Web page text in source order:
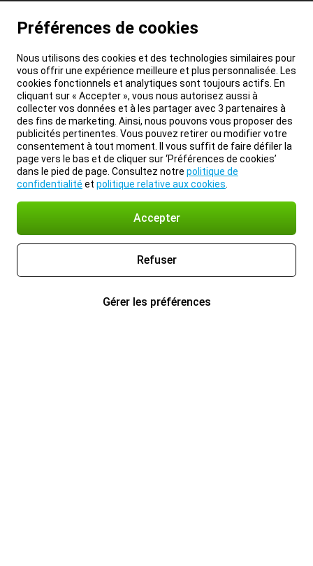
Préférences de cookies
Nous utilisons des cookies et des technologies similaires pour
vous offrir une expérience meilleure et plus personnalisée. Les
cookies fonctionnels et analytiques sont toujours actifs. En
cliquant sur « Accepter », vous nous autorisez aussi à
collecter vos données et à les partager avec 3 partenaires à
des fins de marketing. Ainsi, nous pouvons vous proposer des
publicités pertinentes. Vous pouvez retirer ou modifier votre
consentement à tout moment. Il vous suffit de faire défiler la
page vers le bas et de cliquer sur ‘Préférences de cookies’
dans le pied de page. Consultez notre politique de
confidentialité et politique relative aux cookies
Accepter
Refuser
Gérer les préférences